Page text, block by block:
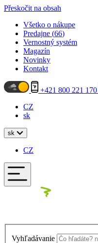
Přeskočit na obsah
Všetko o nákupe
Predajne (66)
Vernostný systém
Magazín
Novinky
Kontakt
+421 800 221 170
CZ
sk
sk
CZ
Vyhľadávanie